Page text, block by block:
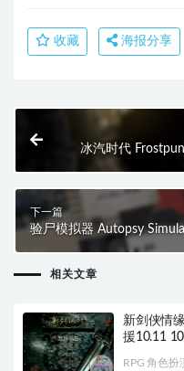
收藏 海报分享
冰汽时代
下一篇
验尸模拟器 Autopsy
相关文章
新剑侠情
援10.11
RPG 角色扮